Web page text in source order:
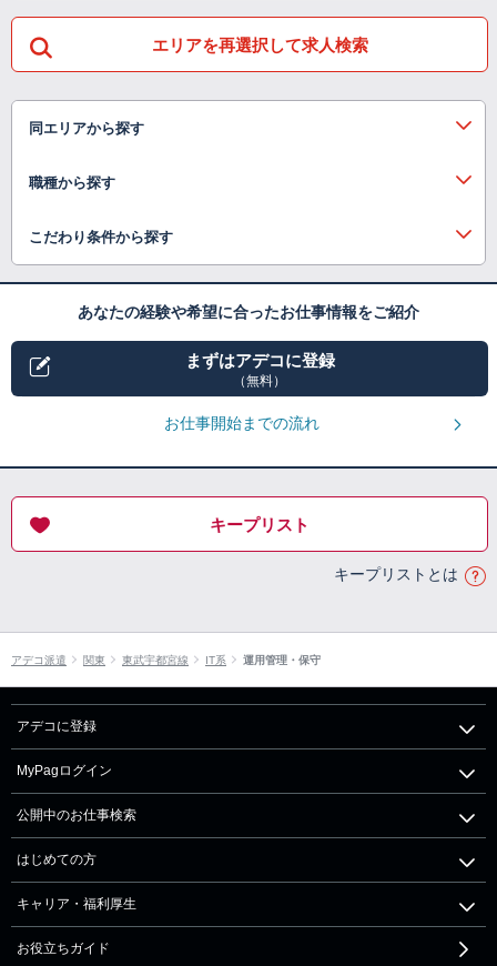
エリアを再選択して求人検索
同エリアから探す
職種から探す
こだわり条件から探す
あなたの経験や希望に合ったお仕事情報をご紹介
まずはアデコに登録
（無料）
お仕事開始までの流れ
キープリスト
キープリストとは
アデコ派遣 関東 東武宇都宮線 IT系 運用管理・保守
アデコに登録
MyPagログイン
公開中のお仕事検索
はじめての方
キャリア・福利厚生
お役立ちガイド